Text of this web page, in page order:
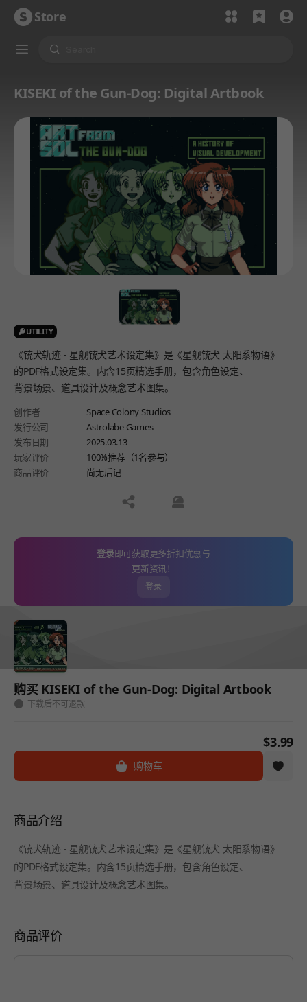
Store
KISEKI of the Gun-Dog: Digital Artbook
UTILITY
《铳犬轨迹 - 星舰铳犬艺术设定集》是《星舰铳犬 太阳系物语》
的PDF格式设定集。内含15页精选手册，包含角色设定、
背景场景、道具设计及概念艺术图集。
创作者
Space Colony Studios
发行公司
Astrolabe Games
发布日期
2025.03.13
玩家评价
100%推荐（1名参与）
商品评价
尚无后记
공유하기신고하기
登录即可获取更多折扣优惠与
更新资讯！
登录
购买 KISEKI of the Gun-Dog: Digital Artbook
下载后不可退款
$3.99
购物车
商品介绍
《铳犬轨迹 - 星舰铳犬艺术设定集》是《星舰铳犬 太阳系物语》
的PDF格式设定集。内含15页精选手册，包含角色设定、
背景场景、道具设计及概念艺术图集。
商品评价